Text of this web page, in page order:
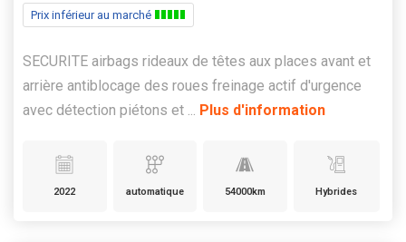
Prix inférieur au marché
SECURITE airbags rideaux de têtes aux places avant et
arrière antiblocage des roues freinage actif d'urgence
avec détection piétons et ... Plus d'information
2022 automatique 54000km Hybrides